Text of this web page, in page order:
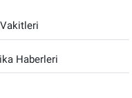
Haberleri